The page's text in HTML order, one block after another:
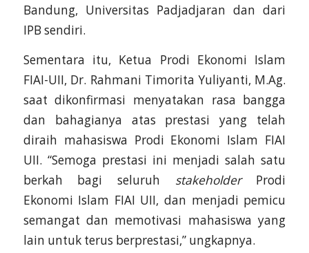
Bandung, Universitas Padjadjaran dan dari
IPB sendiri.
Sementara itu, Ketua Prodi Ekonomi Islam
FIAI-UII, Dr. Rahmani Timorita Yuliyanti, M.Ag.
saat dikonfirmasi menyatakan rasa bangga
dan bahagianya atas prestasi yang telah
diraih mahasiswa Prodi Ekonomi Islam FIAI
UII. “Semoga prestasi ini menjadi salah satu
berkah bagi seluruh stakeholderProdi
Ekonomi Islam FIAI UII, dan menjadi pemicu
semangat dan memotivasi mahasiswa yang
lain untuk terus berprestasi,” ungkapnya.